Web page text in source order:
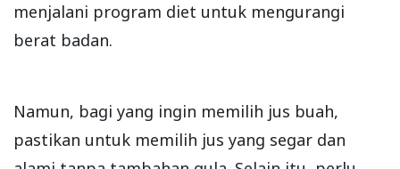
menjalani program diet untuk mengurangi
berat badan.
Namun, bagi yang ingin memilih jus buah,
pastikan untuk memilih jus yang segar dan